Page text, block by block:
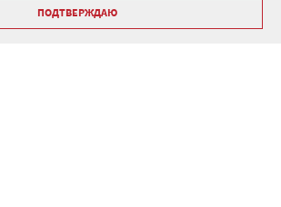
ПОДТВЕРЖДАЮ